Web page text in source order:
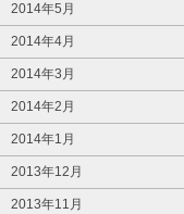
2014年5月
2014年4月
2014年3月
2014年2月
2014年1月
2013年12月
2013年11月